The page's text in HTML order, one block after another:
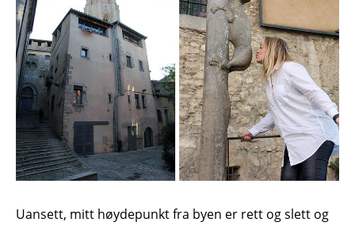
Uansett, mitt høydepunkt fra byen er rett og slett og